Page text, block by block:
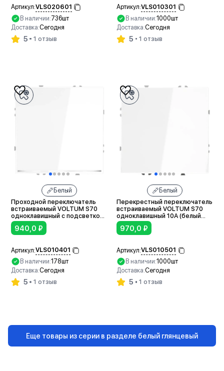
Артикул:VLS020601
В наличии:736шт
Доставка:Сегодня
5 1 отзыв
Артикул:VLS010301
В наличии:1000шт
Доставка:Сегодня
5 1 отзыв
Белый
Проходной переключатель
встраиваемый VOLTUM S70
одноклавишный с подсветкой
10А (белый глянцевый)
940,0 ₽
Артикул:VLS010401
В наличии:178шт
Доставка:Сегодня
5 1 отзыв
Белый
Перекрестный переключатель
встраиваемый VOLTUM S70
одноклавишный 10А (белый
глянцевый)
970,0 ₽
Артикул:VLS010501
В наличии:1000шт
Доставка:Сегодня
5 1 отзыв
Еще товары из серии в разделе белый глянцевый